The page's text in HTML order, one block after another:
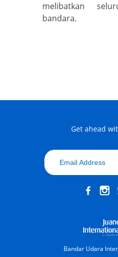
melibatkan
bandara.
Get ahead
Bandar Udara